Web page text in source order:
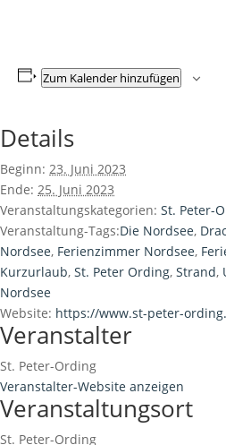
Zum Kalender hinzufügen
Details
Beginn: 23. Juni 2023
Ende: 25. Juni 2023
Veranstaltungskategorien: St. Peter-
Veranstaltung-Tags:Die Nordsee,
Nordsee, Ferienzimmer Nordsee,
Kurzurlaub, St. Peter Ording, Strand,
Nordsee
Website: https://www.st-peter-
Veranstalter
St. Peter-Ording
Veranstalter-Website anzeigen
Veranstaltungsort
St. Peter-Ording